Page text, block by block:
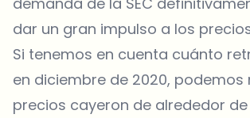
dar un gran impulso a los precios
Si tenemos en cuenta cuánto
en diciembre de 2020, podemos
precios cayeron de alrededor de